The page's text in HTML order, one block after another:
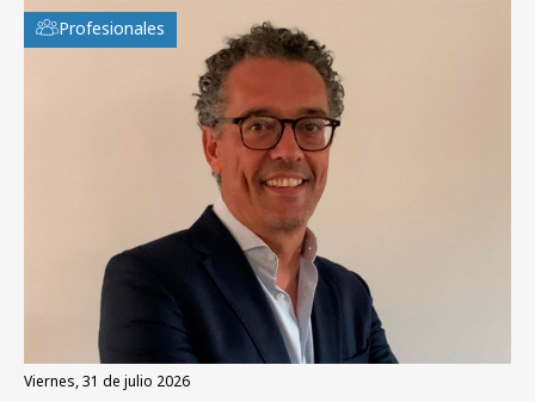
Profesionales
viernes, 31 de julio 2026